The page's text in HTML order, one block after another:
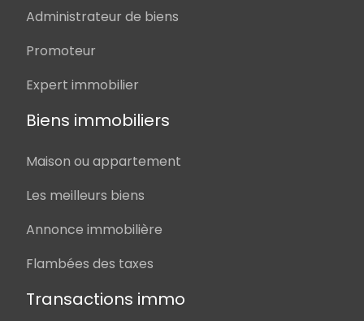
Administrateur de biens
Promoteur
Expert immobilier
Biens immobiliers
Maison ou appartement
Les meilleurs biens
Annonce immobilière
Flambées des taxes
Transactions immo